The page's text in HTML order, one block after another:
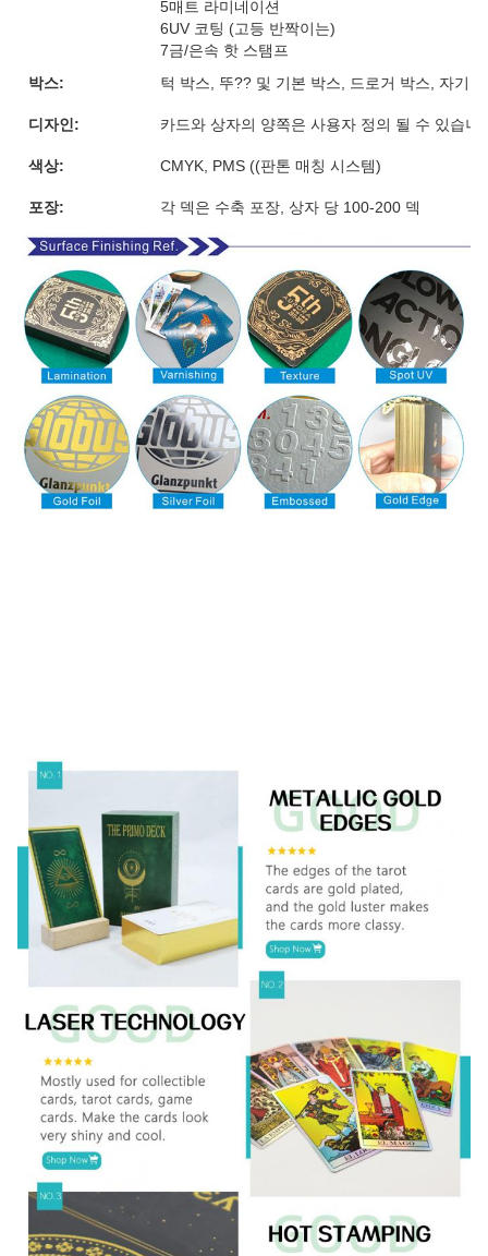
5매트 라미네이션
6UV 코팅 (고등 반짝이는)
7금/은속 핫 스탬프
박스:
턱 박스, 뚜?? 및 기본 박스, 드로거 박스, 자기
디자인: 카드와 상자의 양쪽은 사용자 정의 될 수 있습니
색상: CMYK, PMS ((판톤 매칭 시스템)
포장: 각 덱은 수축 포장, 상자 당 100-200 덱